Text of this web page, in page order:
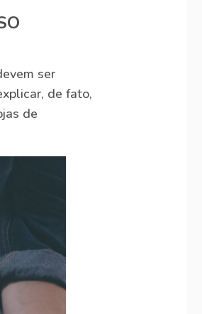
ser
de fato,
de